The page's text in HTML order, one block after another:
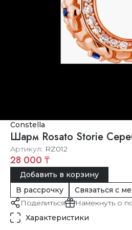
Constella
Шарм Rosato Storie
Артикул RZ012
28 000 ₸
Добавить в корзину
В рассрочку
Связаться с
Поделиться
Намекнуть о
Характеристики